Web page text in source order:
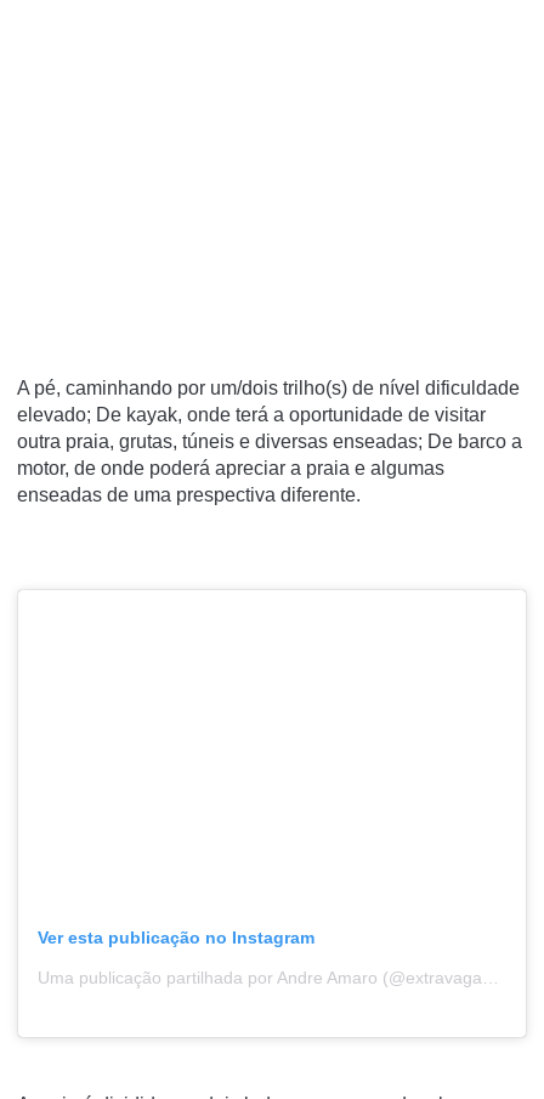
A pé, caminhando por um/dois trilho(s) de nível dificuldade
elevado; De kayak, onde terá a oportunidade de visitar
outra praia, grutas, túneis e diversas enseadas; De barco a
motor, de onde poderá apreciar a praia e algumas
enseadas de uma prespectiva diferente.
Ver esta publicação no Instagram